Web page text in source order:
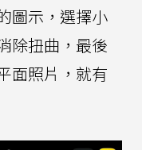
圖示，選擇小
除扭曲，最後
面照片，就有